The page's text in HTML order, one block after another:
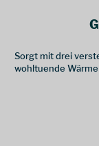
Sorgt mit drei
wohltuende Wärme